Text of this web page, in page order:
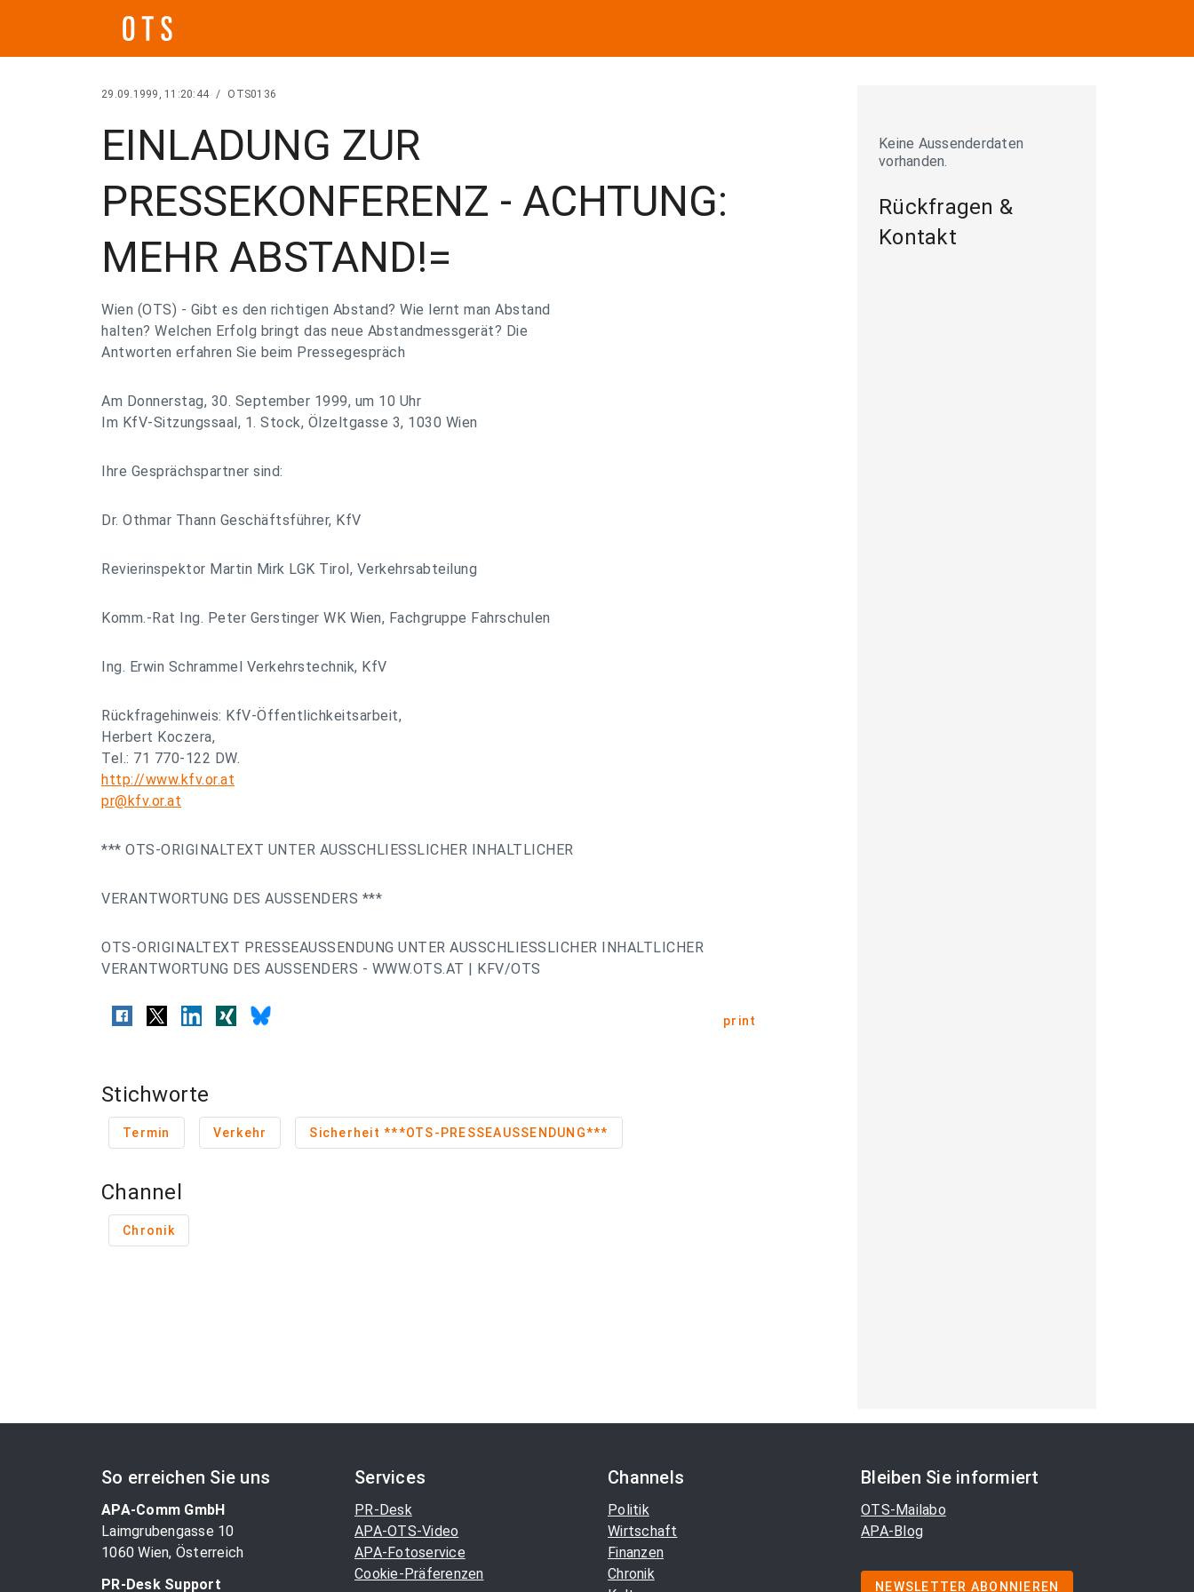
29.09.1999, 11:20:44 / OTS0136
EINLADUNG ZUR
PRESSEKONFERENZ - ACHTUNG:
MEHR ABSTAND!=
Wien (OTS) - Gibt es den richtigen Abstand? Wie lernt man Abstand
halten? Welchen Erfolg bringt das neue Abstandmessgerät? Die
Antworten erfahren Sie beim Pressegespräch
Am Donnerstag, 30. September 1999, um 10 Uhr
Im KfV-Sitzungssaal, 1. Stock, Ölzeltgasse 3, 1030 Wien
Ihre Gesprächspartner sind:
Dr. Othmar Thann Geschäftsführer, KfV
Revierinspektor Martin Mirk LGK Tirol, Verkehrsabteilung
Komm.-Rat Ing. Peter Gerstinger WK Wien, Fachgruppe Fahrschulen
Ing. Erwin Schrammel Verkehrstechnik, KfV
Rückfragehinweis: KfV-Öffentlichkeitsarbeit,
Herbert Koczera,
Tel.: 71 770-122 DW.
http://www.kfv.or.at
pr@kfv.or.at
*** OTS-ORIGINALTEXT UNTER AUSSCHLIESSLICHER INHALTLICHER
VERANTWORTUNG DES AUSSENDERS ***
OTS-ORIGINALTEXT PRESSEAUSSENDUNG UNTER AUSSCHLIESSLICHER INHALTLICHER
VERANTWORTUNG DES AUSSENDERS - WWW.OTS.AT | KFV/OTS
print
Stichworte
Termin Verkehr Sicherheit ***OTS-PRESSEAUSSENDUNG***
Channel
Chronik
Keine Aussenderdaten
vorhanden.
Rückfragen &
Kontakt
So erreichen Sie uns
APA-Comm GmbH
Laimgrubengasse 10
1060 Wien, Österreich
PR-Desk Support
Services
PR-Desk
APA-OTS-Video
APA-Fotoservice
Cookie-Präferenzen
Channels
Politik
Wirtschaft
Finanzen
Chronik
Bleiben Sie informiert
OTS-Mailabo
APA-Blog
NEWSLETTER ABONNIEREN